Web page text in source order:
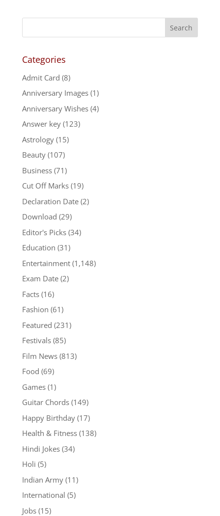
Categories
Admit Card (8)
Anniversary Images(1)
Anniversary Wishes(4)
Answer key(123)
Astrology(15)
Beauty(107)
Business(71)
Cut Off Marks(19)
Declaration Date(2)
Download (29)
Editor's Picks(34)
Education (31)
Entertainment(1,148)
Exam Date(2)
Facts(16)
Fashion (61)
Featured (231)
Festivals(85)
Film News(813)
Food (69)
Games(1)
Guitar Chords(149)
Happy Birthday(17)
Health & Fitness(138)
Hindi Jokes(34)
Holi (5)
Indian Army(11)
International (5)
Jobs(15)